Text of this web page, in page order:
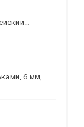
6 мм,